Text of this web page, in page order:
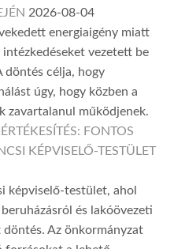
2026-08-04
energiaigény miatt
vezetett be
döntés célja, hogy
úgy, hogy közben a
zavartalanul működjenek.
FONTOS
KÉPVISELŐ-TESTÜLET
képviselő-testület, ahol
és lakóövezeti
Az önkormányzat